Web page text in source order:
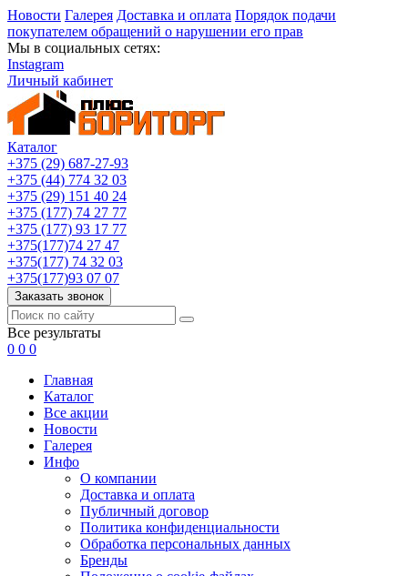
Новости Галерея Доставка и оплата Порядок подачи
покупателем обращений о нарушении его прав
Мы в социальных сетях:
Instagram
Личный кабинет
Каталог
+375 (29) 687-27-93
+375 (44) 774 32 03
+375 (29) 151 40 24
+375 (177) 74 27 77
+375 (177) 93 17 77
+375(177)74 27 47
+375(177) 74 32 03
+375(177)93 07 07
Заказать звонок
Все результаты
0 0 0
Главная
Каталог
Все акции
Новости
Галерея
Инфо
О компании
Доставка и оплата
Публичный договор
Политика конфиденциальности
Обработка персональных данных
Бренды